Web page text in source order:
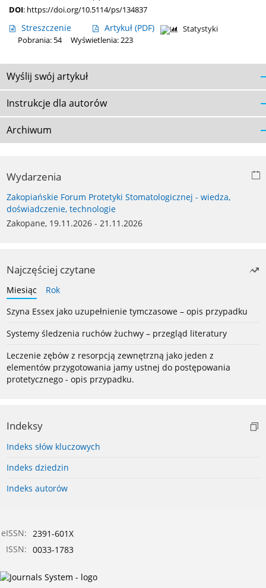
DOI: https://doi.org/10.5114/ps/134837
Streszczenie Artykuł (PDF)
Statystyki
Pobrania: 54
Wyświetlenia: 223
Wyślij swój artykuł
Instrukcje dla autorów
Archiwum
Wydarzenia
Zakopiańskie Forum Protetyki Stomatologicznej - wiedza,
doświadczenie, technologie
Zakopane, 19.11.2026 - 21.11.2026
Najczęściej czytane
Miesiąc
Rok
Szyna Essex jako uzupełnienie tymczasowe – opis przypadku
Systemy śledzenia ruchów żuchwy – przegląd literatury
Leczenie zębów z resorpcją zewnętrzną jako jeden z
elementów przygotowania jamy ustnej do postępowania
protetycznego - opis przypadku.
Indeksy
Indeks słów kluczowych
Indeks dziedzin
Indeks autorów
eISSN: 2391-601X
ISSN: 0033-1783